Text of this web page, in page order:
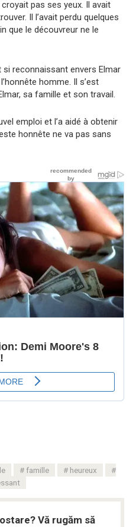
pas ses yeux. Il avait
Il l’avait perdu quelques
que le découvreur ne le
reconnaissant envers Elmar
homme. Il s’est
sa famille et son travail.
emploi et l’a aidé à obtenir
honnête ne va pas sans
famille
heureux
Vă rugăm să